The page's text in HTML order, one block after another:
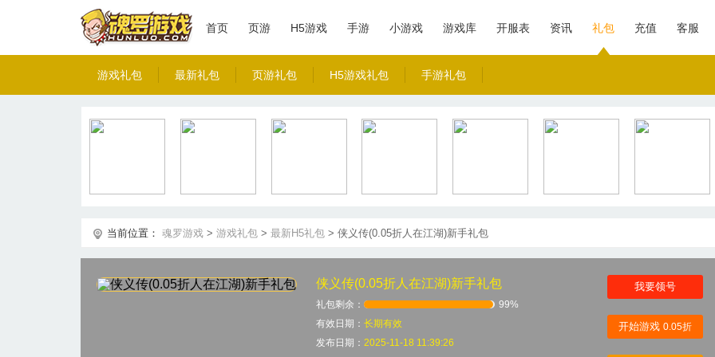
首页 页游 H5游戏 手游 小游戏 游戏库 开服表 资讯 礼包
游戏礼包 最新礼包 页游礼包 H5游戏礼包 手游礼包
充值 客服
当前位置： 魂罗游戏 > 游戏礼包 > 最新H5礼包 > 侠义传(0.05折人在江湖)新手礼包
侠义传(0.05折人在江湖)新手礼包
礼包剩余：
99%
有效日期： 长期有效
发布日期： 2025-11-18 11:39:26
我要领号
开始游戏 0.05折